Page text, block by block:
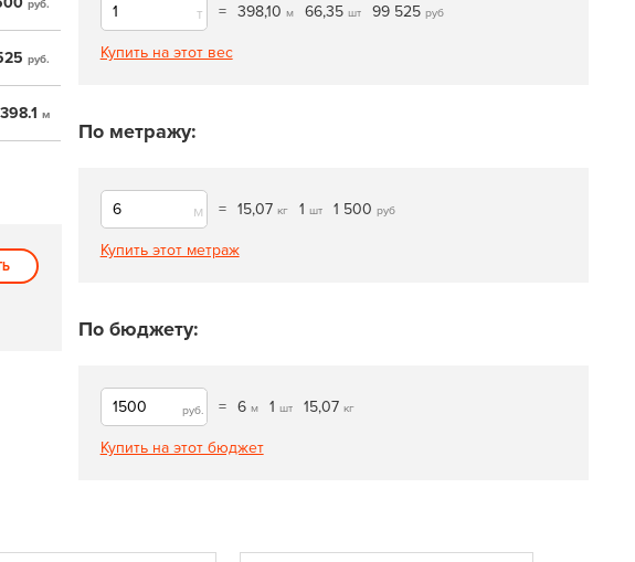
руб.
руб.
398.1м
т = 398,10 м 66,35 шт 99 525 руб
Купить на этот вес
По метражу:
м = 15,07 кг 1 шт 1 500 руб
Купить этот метраж
По бюджету:
руб. = 6 м 1 шт 15,07 кг
Купить на этот бюджет